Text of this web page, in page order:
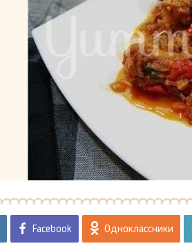
Facebook Одноклассники